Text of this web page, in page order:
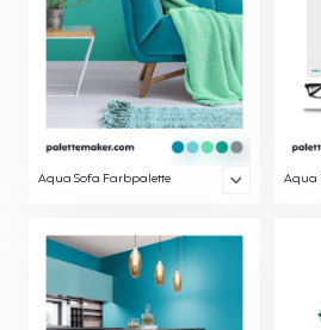
Aqua Sofa Farbpalette Aqua